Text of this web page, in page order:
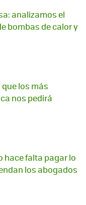
analizamos el
bombas de calor y
que los más
nos pedirá
hace falta pagar lo
los abogados